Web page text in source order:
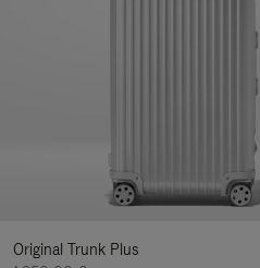
Original Trunk Plus